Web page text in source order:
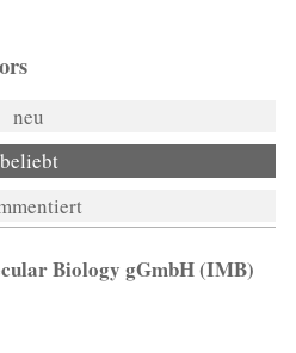
neu
beliebt
Biology gGmbH (IMB)